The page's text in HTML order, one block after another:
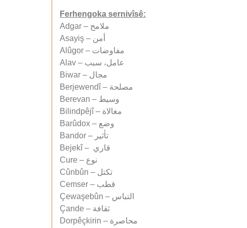
Ferhengoka sernivîsê:
Adgar – ملامح
Asayiş – أمن
Alûgor – مفاوضات
Alav – عامل، سبب
Biwar – مجال
Berjewendî – مصلحة
Berevan – وسيط
Bilindpêjî – مغالاة
Barûdox – وضع
Bandor – تأثير
Bejekî – قاري
Cure – نوع
Cûnbûn – تكتل
Cemser – قطب
Çewaşebûn – التباس
Çande – ثقافة
Dorpêçkirin – محاصرة